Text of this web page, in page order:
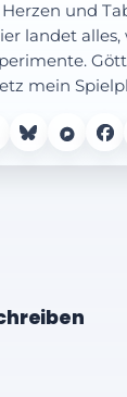
und
landet
mein